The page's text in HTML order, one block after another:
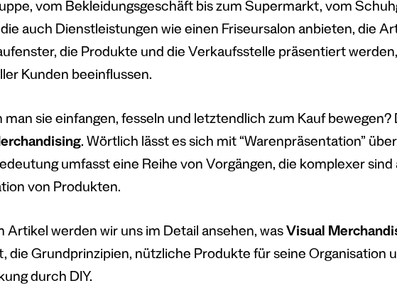
vom Bekleidungsgeschäft bis zum Supermarkt, vom
auch Dienstleistungen wie einen Friseursalon anbieten, die
die Produkte und die Verkaufsstelle präsentiert
Kunden beeinflussen.
man sie einfangen, fesseln und letztendlich zum Kauf
. Wörtlich lässt es sich mit “Warenpräsentation”
umfasst eine Reihe von Vorgängen, die komplexer sind
von Produkten.
Artikel werden wir uns im Detail ansehen, wasVisual
die Grundprinzipien, nützliche Produkte für seine Organisation
durch DIY.